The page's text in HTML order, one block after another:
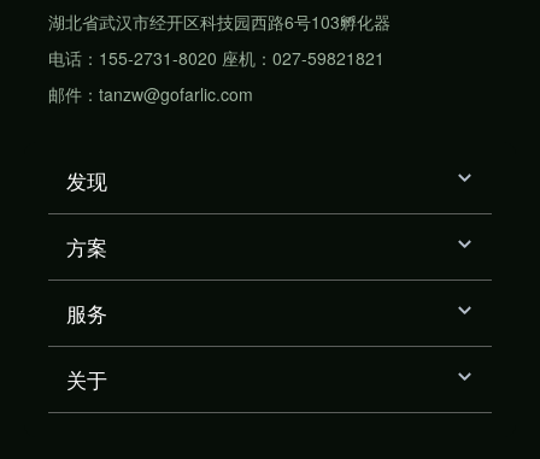
湖北省武汉市经开区科技园西路6号103孵化器
电话：155-2731-8020 座机：027-59821821
邮件：tanzw@gofarlic.com
发现
方案
服务
关于